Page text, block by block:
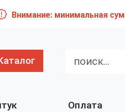
Внимание: минимальная
Оплата